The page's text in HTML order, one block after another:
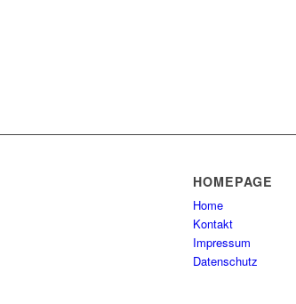
HOMEPAGE
Home
Kontakt
Impressum
Datenschutz